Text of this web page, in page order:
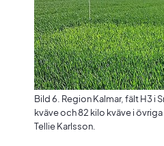
Bild 6. Region Kalmar, fält H3 i
kväve och 82 kilo kväve i
Tellie Karlsson.